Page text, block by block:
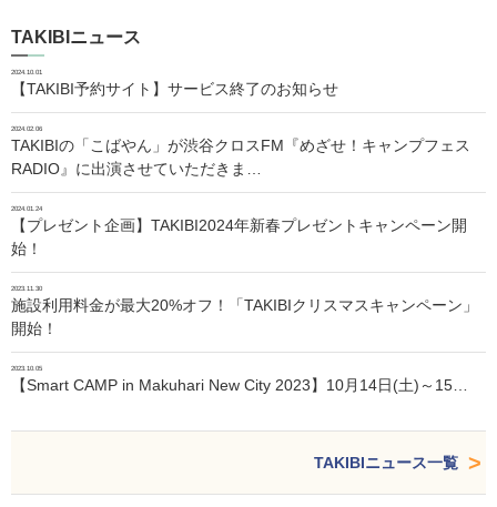
TAKIBIニュース
2024.10.01
【TAKIBI予約サイト】サービス終了のお知らせ
2024.02.06
TAKIBIの「こばやん」が渋谷クロスFM『めざせ！キャンプフェス
RADIO』に出演させていただきま…
2024.01.24
【プレゼント企画】TAKIBI2024年新春プレゼントキャンペーン開
始！
2023.11.30
施設利用料金が最大20%オフ！「TAKIBIクリスマスキャンペーン」
開始！
2023.10.05
【Smart CAMP in Makuhari New City 2023】10月14日(土)～15…
TAKIBIニュース一覧